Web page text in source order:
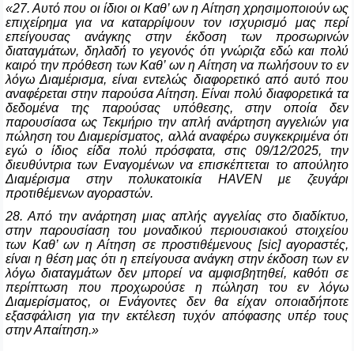
«27. Αυτό που οι ίδιοι οι Καθ’ ων η Αίτηση χρησιμοποιούν ως
επιχείρημα για να καταρρίψουν τον ισχυρισμό μας περί
επείγουσας ανάγκης στην έκδοση των προσωρινών
διαταγμάτων, δηλαδή το γεγονός ότι γνώριζα εδώ και πολύ
καιρό την πρόθεση των Καθ’ ων η Αίτηση να πωλήσουν το εν
λόγω Διαμέρισμα, είναι εντελώς διαφορετικό από αυτό που
αναφέρεται στην παρούσα Αίτηση. Είναι πολύ διαφορετικά τα
δεδομένα της παρούσας υπόθεσης, στην οποία δεν
παρουσίασα ως Τεκμήριο την απλή ανάρτηση αγγελιών για
πώληση του Διαμερίσματος, αλλά αναφέρω συγκεκριμένα ότι
εγώ ο ίδιος είδα πολύ πρόσφατα, στις 09/12/2025, την
διευθύντρια των Εναγομένων να επισκέπτεται το απούλητο
Διαμέρισμα στην πολυκατοικία HAVEN με ζευγάρι
προτιθέμενων αγοραστών.
28. Από την ανάρτηση μιας απλής αγγελίας στο διαδίκτυο,
στην παρουσίαση του μοναδικού περιουσιακού στοιχείου
των Καθ’ ων η Αίτηση σε προστιθέμενους [sic] αγοραστές,
είναι η θέση μας ότι η επείγουσα ανάγκη στην έκδοση των εν
λόγω διαταγμάτων δεν μπορεί να αμφισβητηθεί, καθότι σε
περίπτωση που προχωρούσε η πώληση του εν λόγω
Διαμερίσματος, οι Ενάγοντες δεν θα είχαν οποιαδήποτε
εξασφάλιση για την εκτέλεση τυχόν απόφασης υπέρ τους
στην Απαίτηση.»